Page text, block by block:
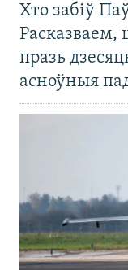
Хто забіў
Расказваем,
празь
асноўныя